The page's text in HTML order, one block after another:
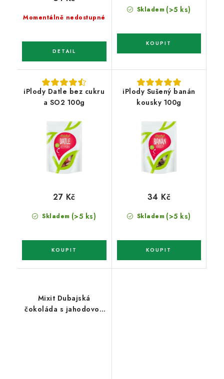
Momentálně nedostupné
Skladem (>5 ks)
iPlody Datle bez cukru
a SO2 100g
Skladem (>5 ks)
27 Kč
iPlody Sušený banán
kousky 100g
Skladem (>5 ks)
34 Kč
Mixit Dubajská
čokoláda s jahodovou